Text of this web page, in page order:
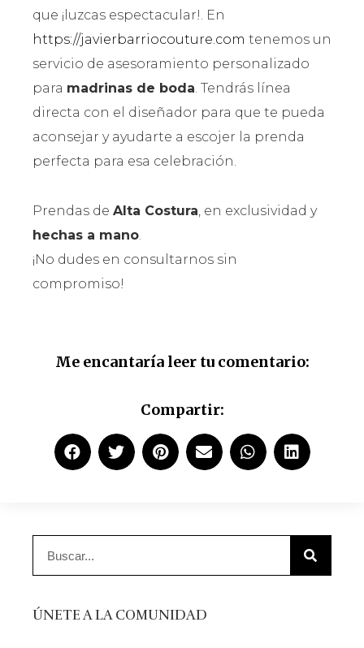
que ¡luzcas espectacular!. En
https://javierbarriocouture.com tenemos un
servicio de asesoramiento personalizado
para madrinas de boda. Tendrás línea
directa con el diseñador para que te pueda
aconsejar y ayudarte a escojer la prenda
perfecta para esa celebración.
Prendas de Alta Costura, en exclusividad y
hechas a mano.
¡No dudes en consultarnos sin
compromiso!
Me encantaría leer tu comentario:
Compartir:
ÚNETE A LA COMUNIDAD